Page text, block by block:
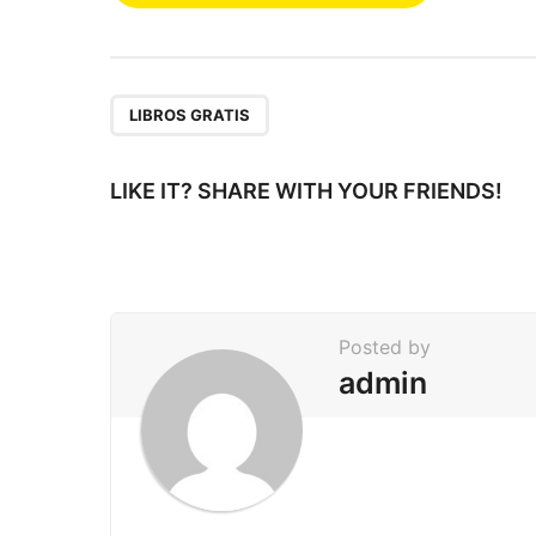
P
g
LIBROS GRATIS
LIKE IT? SHARE WITH YOUR FRIENDS!
Posted by
admin